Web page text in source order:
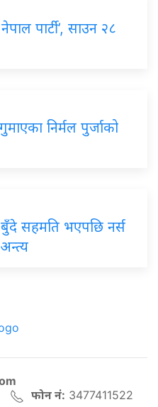
पार्टी’, साउन २८
निर्मल पुर्जाको
बुँदे सहमति भएपछि नर्स
फोन नं: 3477411522